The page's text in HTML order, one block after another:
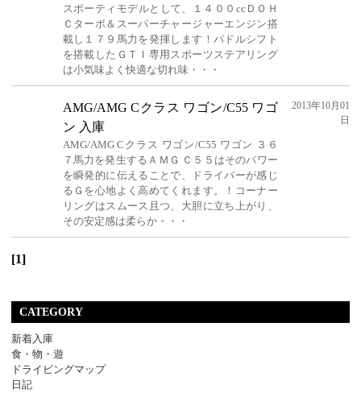
スポーティモデルとして、１４００ccＤＯＨ
Ｃターボ＆スーパーチャージャーエンジン搭
載し１７９馬力を発揮します！パドルシフト
を搭載したＧＴＩ専用スポーツステアリング
は小気味よく快適な切れ味・・・
AMG/AMG Cクラス ワゴン/C55 ワゴ
ン 入庫
AMG/AMG Cクラス ワゴン/C55 ワゴン ３６
７馬力を発生するＡＭＧ Ｃ５５はそのパワー
を瞬発的に伝えることで、ドライバーが感じ
るＧを心地よく高めてくれます。！コーナー
リングはスムース且つ、大胆に立ち上がり、
その安定感は柔らか・・・
2013年10月01
日
[1]
CATEGORY
新着入庫
食・物・遊
ドライビングマップ
日記